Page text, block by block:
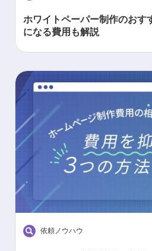
ホワイトペーパー制作のおす
になる費用も解説
依頼ノウハウ